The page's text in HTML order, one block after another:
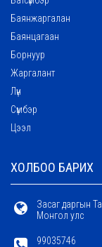
Баянжаргалан
Баянцагаан
Борнуур
Жаргалант
Лүн
Сүмбэр
Цээл
ХОЛБОО БАРИХ
Засаг даргын
Монгол улс
99035746